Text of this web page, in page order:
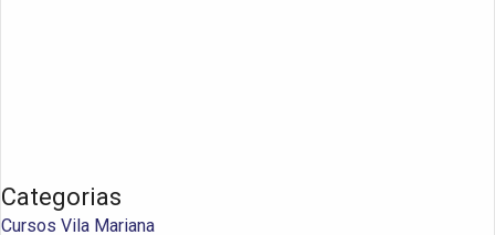
Categorias
Cursos Vila Mariana